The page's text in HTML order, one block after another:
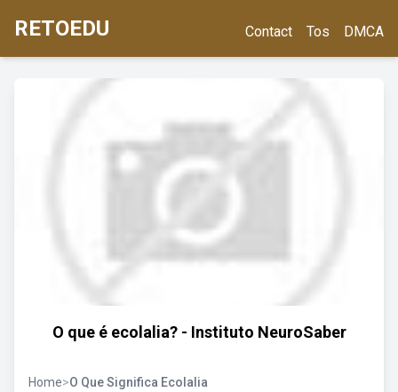
RETOEDU Contact Tos DMCA
O que é ecolalia? - Instituto NeuroSaber
Home>O Que Significa Ecolalia